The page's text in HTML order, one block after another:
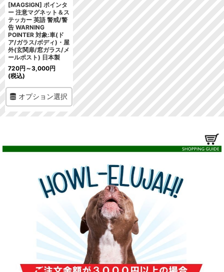
[MAGSIGN] ポインタ
ー 注意マグネット＆ス
テッカー 英語 警戒/警
告 WARNING
POINTER 対象:車(ド
ア/ガラス/ボディ)・屋
外(玄関扉/窓ガラス/メ
ールポスト) 日本製
720円 ～3,000円
(税込)
オプション選択